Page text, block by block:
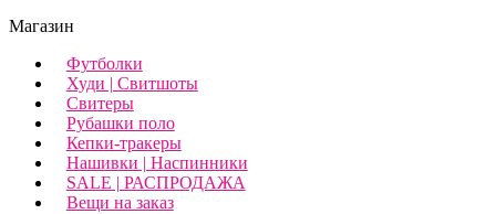
Магазин
Футболки
Худи | Свитшоты
Свитеры
Рубашки поло
Кепки-тракеры
Нашивки | Наспинники
SALE | РАСПРОДАЖА
Вещи на заказ